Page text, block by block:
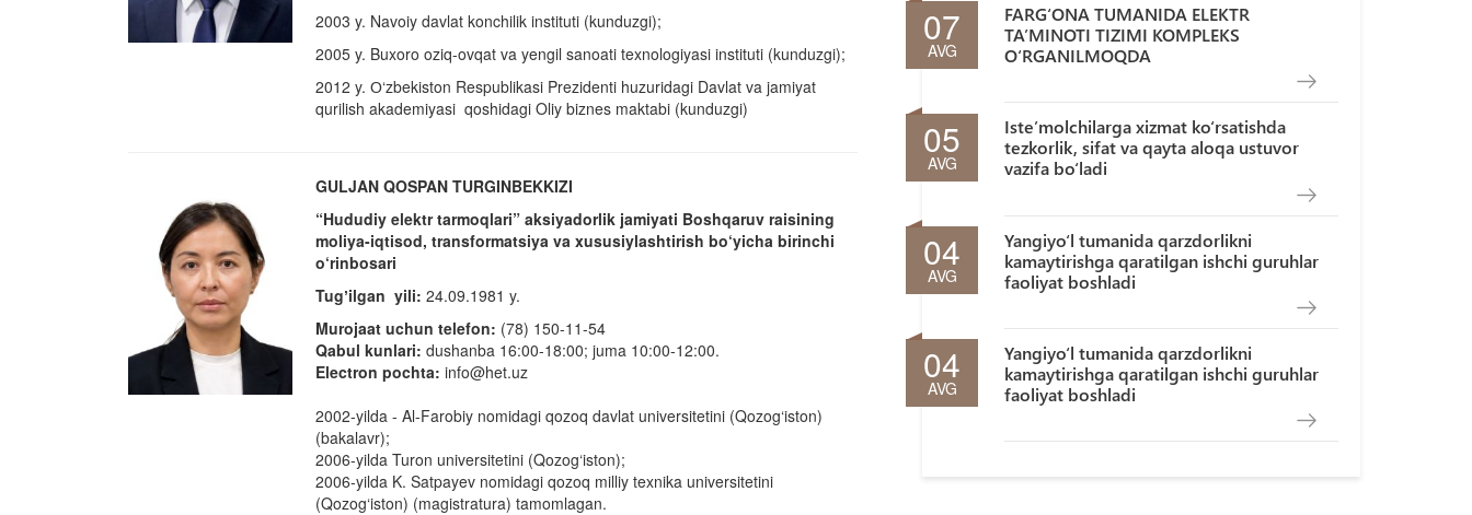
2003 y. Navoiy davlat konchilik instituti (kunduzgi);
2005 y. Buxoro oziq-ovqat va yengil sanoati texnologiyasi instituti (kunduzgi);
2012 y. О‘zbekiston Respublikasi Prezidenti huzuridagi Davlat va jamiyat
qurilish akademiyasi qoshidagi Oliy biznes maktabi (kunduzgi)
GULJAN QOSPAN TURGINBEKKIZI
“Hududiy elektr tarmoqlari” aksiyadorlik jamiyati Boshqaruv raisining
moliya-iqtisod, transformatsiya va xususiylashtirish bo‘yicha birinchi
o‘rinbosari
Tugʼilgan yili: 24.09.1981 y.
Murojaat uchun telefon: (78) 150-11-54
Qabul kunlari: dushanba 16:00-18:00; juma 10:00-12:00.
Electron pochta: info@het.uz
2002-yilda - Al-Farobiy nomidagi qozoq davlat universitetini (Qozog‘iston)
(bakalavr);
2006-yilda Turon universitetini (Qozog‘iston);
2006-yilda K. Satpayev nomidagi qozoq milliy texnika universitetini
(Qozog‘iston) (magistratura) tamomlagan.
07
AVG
FARG‘ONA TUMANIDA ELEKTR
TA’MINOTI TIZIMI KOMPLEKS
O‘RGANILMOQDA
05
AVG
Iste’molchilarga xizmat ko‘rsatishda
tezkorlik, sifat va qayta aloqa ustuvor
vazifa bo‘ladi
04
AVG
Yangiyo‘l tumanida qarzdorlikni
kamaytirishga qaratilgan ishchi guruhlar
faoliyat boshladi
04
AVG
Yangiyo‘l tumanida qarzdorlikni
kamaytirishga qaratilgan ishchi guruhlar
faoliyat boshladi